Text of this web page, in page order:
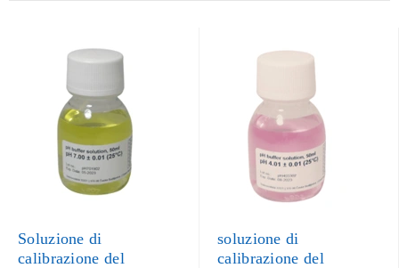
Soluzione di
calibrazione del
soluzione di
calibrazione del